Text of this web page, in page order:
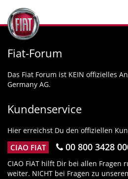
Fiat-Forum
Das Fiat Forum ist KEIN offizielles
Germany AG.
Kundenservice
Hier erreichst Du den offiziellen
CIAO FIAT 00 800 3428
CIAO FIAT hilft Dir bei allen Fragen
weiter. NICHT bei Fragen zu